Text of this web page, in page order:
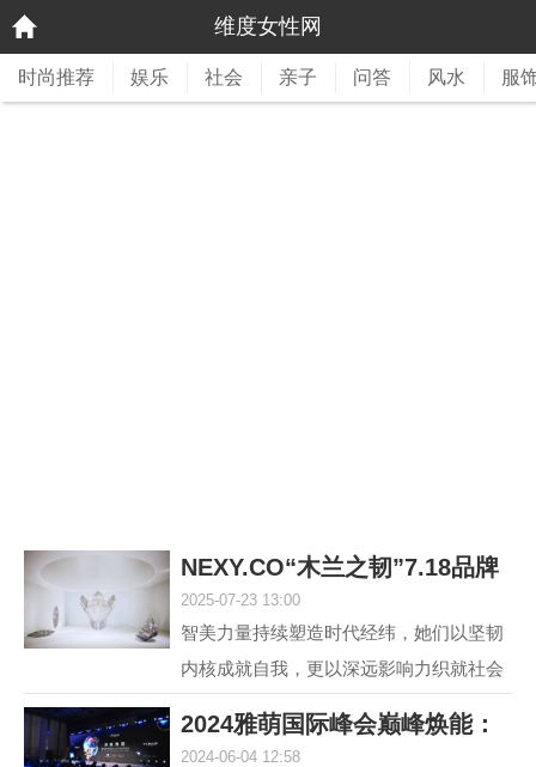
维度女性网
时尚推荐 娱乐 社会 亲子 问答 风水 服
NEXY.CO“木兰之韧”7.18品牌
2025-07-23 13:00
智美力量持续塑造时代经纬，她们以坚韧
内核成就自我，更以深远影响力织就社会
牌NEXY.CO（奈蔻）...
2024雅萌国际峰会巅峰焕能：
2024-06-04 12:58